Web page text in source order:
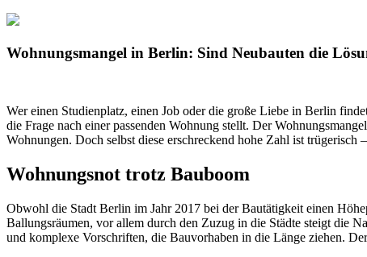
Wohnungsmangel in Berlin: Sind Neubauten die
Wer einen Studienplatz, einen Job oder die große Liebe in Berlin
die Frage nach einer passenden Wohnung stellt. Der
Wohnungen. Doch selbst diese erschreckend hohe Zahl ist
Wohnungsnot trotz Bauboom
Obwohl die Stadt Berlin im Jahr 2017 bei der Bautätigkeit einen
Ballungsräumen, vor allem durch den Zuzug in die Städte steigt die
und komplexe Vorschriften, die Bauvorhaben in die Länge ziehen.